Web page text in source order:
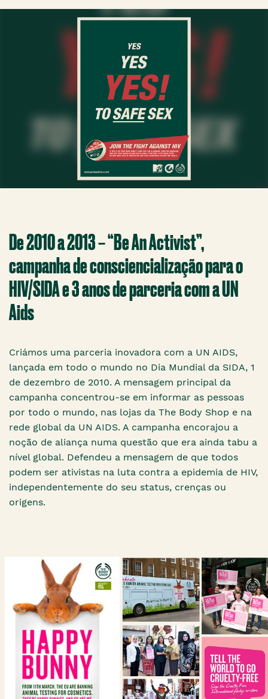
De 2010 a 2013 – “Be An Activist”,
campanha de consciencialização para o
HIV/SIDA e 3 anos de parceria com a UN
Aids
Criámos uma parceria inovadora com a UN AIDS,
lançada em todo o mundo no Dia Mundial da SIDA, 1
de dezembro de 2010. A mensagem principal da
campanha concentrou-se em informar as pessoas
por todo o mundo, nas lojas da The Body Shop e na
rede global da UN AIDS. A campanha encorajou a
noção de aliança numa questão que era ainda tabu a
nível global. Defendeu a mensagem de que todos
podem ser ativistas na luta contra a epidemia de HIV,
independentemente do seu status, crenças ou
origens.